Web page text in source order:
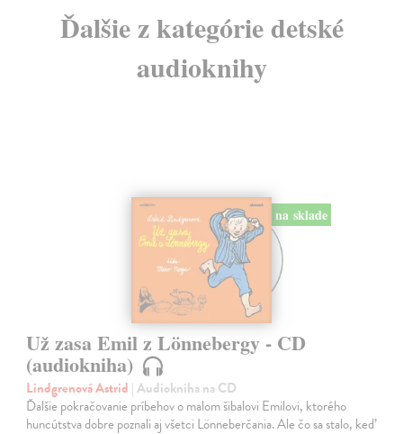
Ďalšie z kategórie detské
audioknihy
na sklade
Už zasa Emil z Lönnebergy - CD
(audiokniha)
Lindgrenová Astrid | Audiokniha na CD
Ďalšie pokračovanie príbehov o malom šibalovi Emilovi, ktorého
huncútstva dobre poznali aj všetci Lönneberčania. Ale čo sa stalo, keď